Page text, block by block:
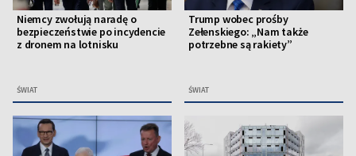
Niemcy zwołują naradę o
bezpieczeństwie po incydencie
z dronem na lotnisku
ŚWIAT
Trump wobec prośby
Zełenskiego: „Nam także
potrzebne są rakiety”
ŚWIAT